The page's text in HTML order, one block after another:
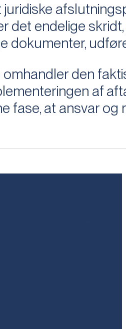
juridiske
det endelige
dokumenter,
den
af
fase, at ansvar